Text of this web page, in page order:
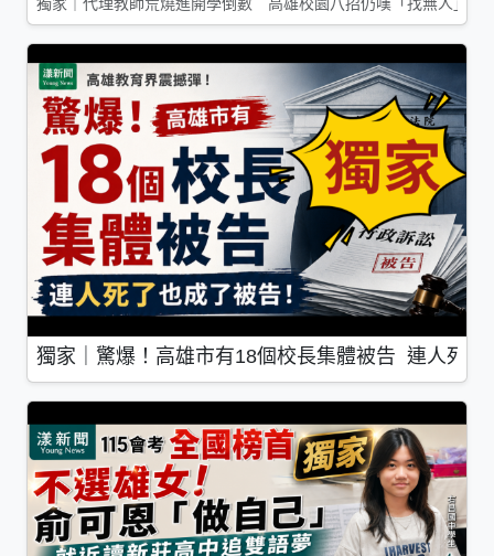
獨家｜驚爆！高雄市有18個校長集體被告 連人死了